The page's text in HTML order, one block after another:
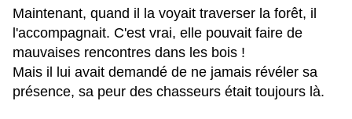
Maintenant, quand il la voyait traverser la forêt, il
l'accompagnait. C'est vrai, elle pouvait faire de
mauvaises rencontres dans les bois !
Mais il lui avait demandé de ne jamais révéler sa
présence, sa peur des chasseurs était toujours là.